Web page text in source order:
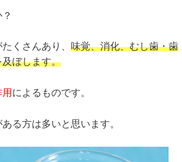
くさんあり、 味覚、消化、むし歯・歯
ぼします。
によるものです。
る方は多いと思います。